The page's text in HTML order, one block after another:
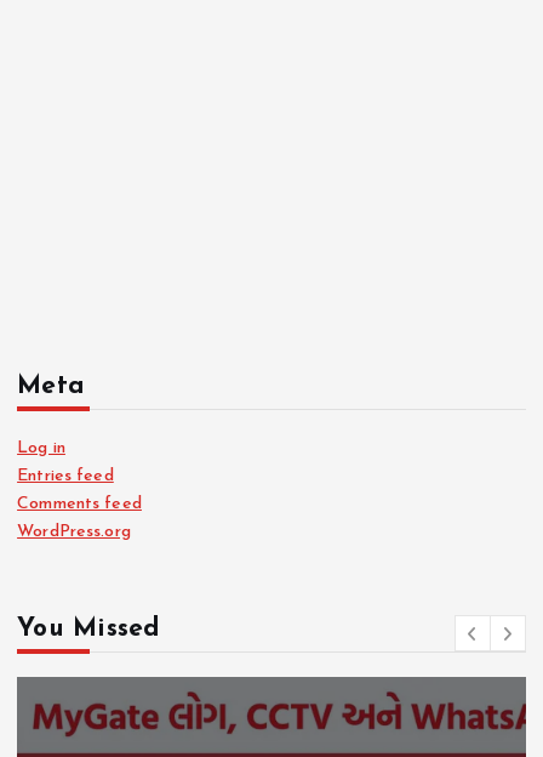
Meta
Log in
Entries feed
Comments feed
WordPress.org
You Missed